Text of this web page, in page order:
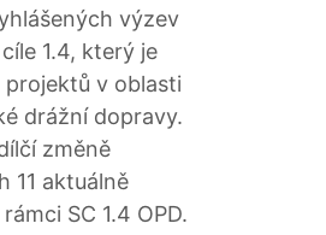
výzev
1.4, který je
v oblasti
drážní dopravy.
změně
11 aktuálně
SC 1.4 OPD.